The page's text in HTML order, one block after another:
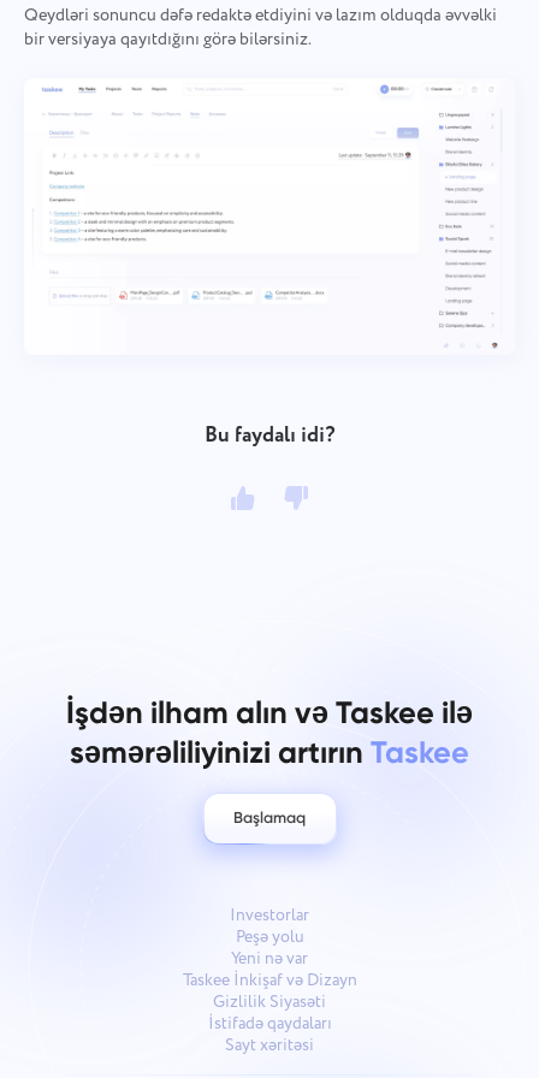
Qeydləri sonuncu dəfə redaktə etdiyini və lazım olduqda əvvəlki
bir versiyaya qayıtdığını görə bilərsiniz.
Bu faydalı idi?
İşdən ilham alın və Taskee ilə
səmərəliliyinizi artırın Taskee
Başlamaq
Investorlar
Peşə yolu
Yeni nə var
Taskee İnkişaf və Dizayn
Gizlilik Siyasəti
İstifadə qaydaları
Sayt xəritəsi